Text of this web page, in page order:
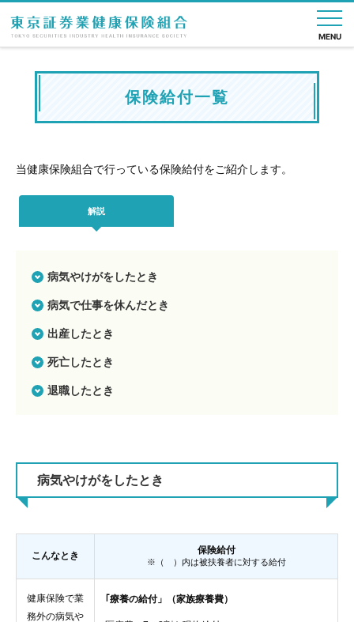
MENU
English
し
み
給
設
予防
療
続
一
る
問
内
保険給付一覧
当健康保険組合で行っている保険給付をご紹介します。
解説
病気やけがをしたとき
病気で仕事を休んだとき
出産したとき
死亡したとき
退職したとき
病気やけがをしたとき
こんなとき 保険給付
※（ ）内は被扶養者に対する給付
健康保険で業
務外の病気や
｢療養の給付」（家族療養費）